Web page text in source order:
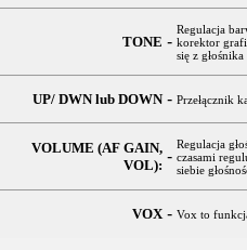
TONE -
Regulacja
korektor
się z
UP/ DWN lub DOWN - Przełącznik
VOLUME (AF GAIN,
VOL): -
Regulacja
czasami
siebie
VOX - Vox to